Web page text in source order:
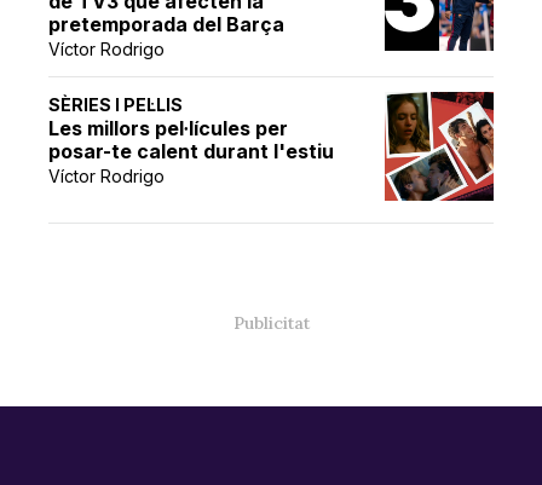
pretemporada del Barça
Víctor Rodrigo
SÈRIES I PEL·LIS
Les millors pel·lícules per
posar-te calent durant l'estiu
Víctor Rodrigo